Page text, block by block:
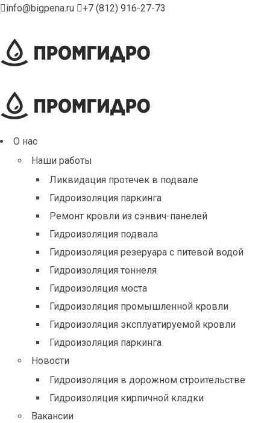
info@bigpena.ru +7 (812) 916-27-73
О нас
Наши работы
Ликвидация протечек в подвале
Гидроизоляция паркинга
Ремонт кровли из сэнвич-панелей
Гидроизоляция подвала
Гидроизоляция резеруара с питевой водой
Гидроизоляция тоннеля
Гидроизоляция моста
Гидроизоляция промышленной кровли
Гидроизоляция эксплуатируемой кровли
Гидроизоляция паркинга
Новости
Гидроизоляция в дорожном строительстве
Гидроизоляция кирпичной кладки
Вакансии